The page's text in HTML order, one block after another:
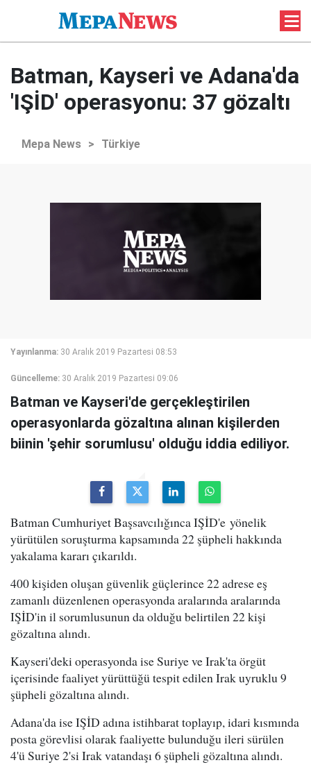
Batman, Kayseri ve Adana'da
'IŞİD' operasyonu: 37 gözaltı
Mepa News > Türkiye
Yayınlanma: 30 Aralık 2019 Pazartesi 08:53
Güncelleme: 30 Aralık 2019 Pazartesi 09:06
Batman ve Kayseri'de gerçekleştirilen
operasyonlarda gözaltına alınan kişilerden
biinin 'şehir sorumlusu' olduğu iddia ediliyor.
Batman Cumhuriyet Başsavcılığınca IŞİD'e yönelik
yürütülen soruşturma kapsamında 22 şüpheli hakkında
yakalama kararı çıkarıldı.
400 kişiden oluşan güvenlik güçlerince 22 adrese eş
zamanlı düzenlenen operasyonda aralarında aralarında
IŞİD'in il sorumlusunun da olduğu belirtilen 22 kişi
gözaltına alındı.
Kayseri'deki operasyonda ise Suriye ve Irak'ta örgüt
içerisinde faaliyet yürüttüğü tespit edilen Irak uyruklu 9
şüpheli gözaltına alındı.
Adana'da ise IŞİD adına istihbarat toplayıp, idari kısmında
posta görevlisi olarak faaliyette bulunduğu ileri sürülen
4'ü Suriye 2'si Irak vatandaşı 6 şüpheli gözaltına alındı.